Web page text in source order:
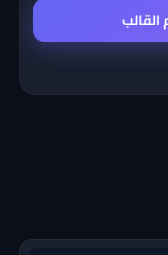
القالب